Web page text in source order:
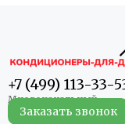
+7 (499) 113-33-
Заказать звонок